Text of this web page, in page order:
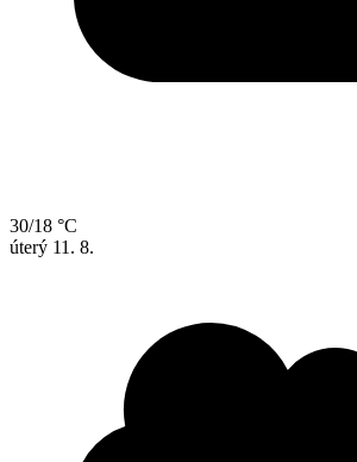
30/18 °C
úterý 11. 8.